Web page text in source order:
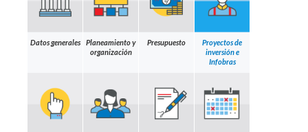
Datos generales
Planeamiento y
organización
Presupuesto
Proyectos de
inversión e
Infobras